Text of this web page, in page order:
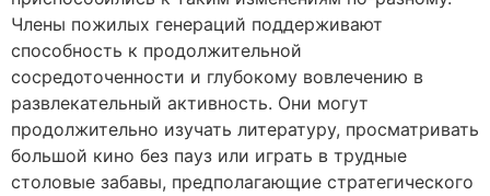
Члены пожилых генераций поддерживают
способность к продолжительной
сосредоточенности и глубокому вовлечению в
развлекательный активность. Они могут
продолжительно изучать литературу, просматривать
большой кино без пауз или играть в трудные
столовые забавы, предполагающие стратегического